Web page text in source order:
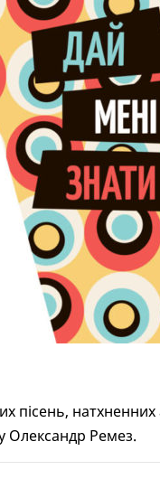
пісень,
Олександр Ремез.